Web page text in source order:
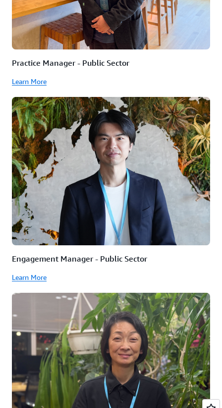
Practice Manager - Public Sector
Learn More
Engagement Manager - Public Sector
Learn More